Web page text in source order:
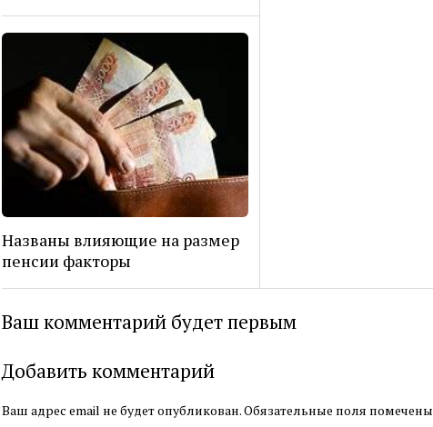
Названы влияющие на размер
пенсии факторы
Ваш комментарий будет первым
Добавить комментарий
Ваш адрес email не будет опубликован.Обязательные поля помечены